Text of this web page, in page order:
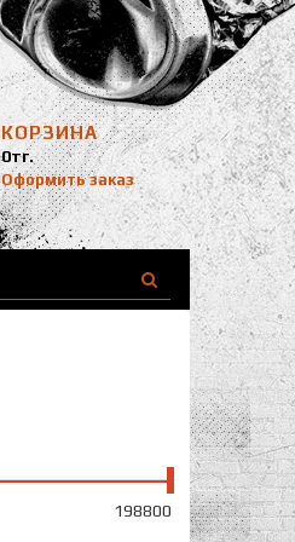
КОРЗИНА
0тг.
Оформить заказ
198800